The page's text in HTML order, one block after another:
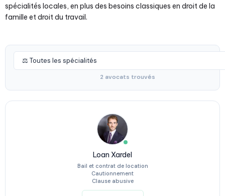
spécialités locales, en plus des besoins classiques en droit de la
famille et droit du travail.
2 avocats trouvés
Loan Xardel
Bail et contrat de location
Cautionnement
Clause abusive